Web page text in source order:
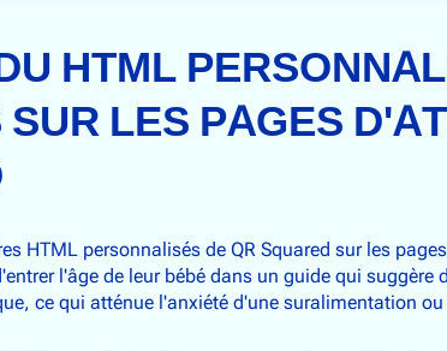
HTML
SUR LES PAGES
HTML personnalisés de QR Squared sur les
l'âge de leur bébé dans un guide qui suggère
ce qui atténue l'anxiété d'une suralimentation